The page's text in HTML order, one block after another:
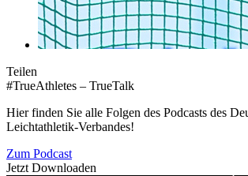
Teilen
#TrueAthletes – TrueTalk
Hier finden Sie alle Folgen des Podcasts des
Leichtathletik-Verbandes!
Zum Podcast
Jetzt Downloaden